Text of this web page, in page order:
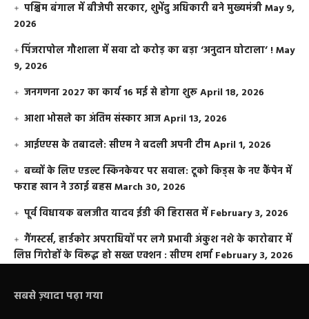
पश्चिम बंगाल में बीजेपी सरकार, शुभेंदु अधिकारी बने मुख्यमंत्रीMay 9,
2026
​पिंजरापोल गौशाला में सवा दो करोड़ का बड़ा ‘अनुदान घोटाला’ !May
9, 2026
जनगणना 2027 का कार्य 16 मई से होगा शुरूApril 18, 2026
आशा भोसले का अंतिम संस्कार आजApril 13, 2026
आईएएस के तबादले: सीएम ने बदली अपनी टीमApril 1, 2026
बच्चों के लिए एडल्ट स्किनकेयर पर सवाल: टूको किड्स के नए कैंपेन में
फराह खान ने उठाई बहसMarch 30, 2026
पूर्व विधायक बलजीत यादव ईडी की हिरासत में February 3, 2026
गैंगस्टर्स, हार्डकोर अपराधियों पर लगे प्रभावी अंकुश नशे के कारोबार में
लिप्त गिरोहों के विरूद्ध हो सख्त एक्शन : सीएम शर्मा February 3, 2026
सबसे ज़्यादा पढ़ा गया